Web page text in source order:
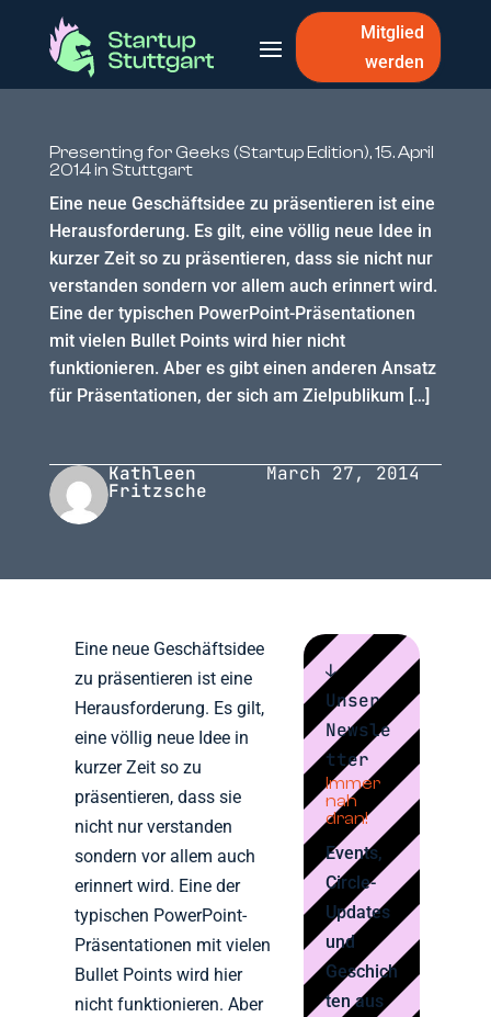
Mitglied
werden
Presenting for Geeks (Startup Edition), 15. April
2014 in Stuttgart
Eine neue Geschäftsidee zu präsentieren ist eine
Herausforderung. Es gilt, eine völlig neue Idee in
kurzer Zeit so zu präsentieren, dass sie nicht nur
verstanden sondern vor allem auch erinnert wird.
Eine der typischen PowerPoint-Präsentationen
mit vielen Bullet Points wird hier nicht
funktionieren. Aber es gibt einen anderen Ansatz
für Präsentationen, der sich am Zielpublikum […]
Kathleen
Fritzsche
March 27, 2014
Eine neue Geschäftsidee
zu präsentieren ist eine
Herausforderung. Es gilt,
eine völlig neue Idee in
kurzer Zeit so zu
präsentieren, dass sie
nicht nur verstanden
sondern vor allem auch
erinnert wird. Eine der
typischen PowerPoint-
Präsentationen mit vielen
Bullet Points wird hier
nicht funktionieren. Aber
↓
Unser
Newsle
tter
Immer
nah
dran!
Events,
Circle-
Updates
und
Geschich
ten aus